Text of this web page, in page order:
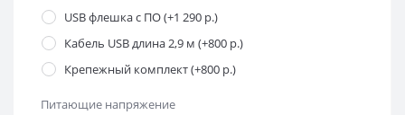
USB флешка с ПО (+1 290 р.)
Кабель USB длина 2,9 м (+800 р.)
Крепежный комплект (+800 р.)
Питающие напряжение